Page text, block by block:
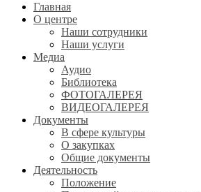
Главная
О центре
Наши сотрудники
Наши услуги
Медиа
Аудио
Библиотека
ФОТОГАЛЕРЕЯ
ВИДЕОГАЛЕРЕЯ
Документы
В сфере культуры
О закупках
Общие документы
Деятельность
Положение